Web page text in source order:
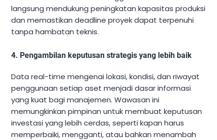
langsung mendukung peningkatan kapasitas produksi
dan memastikan deadline proyek dapat terpenuhi
tanpa hambatan teknis.
4. Pengambilan keputusan strategis yang lebih baik
Data real-time mengenai lokasi, kondisi, dan riwayat
penggunaan setiap aset menjadi dasar informasi
yang kuat bagi manajemen. Wawasan ini
memungkinkan pimpinan untuk membuat keputusan
investasi yang lebih cerdas, seperti kapan harus
memperbaiki, mengganti, atau bahkan menambah